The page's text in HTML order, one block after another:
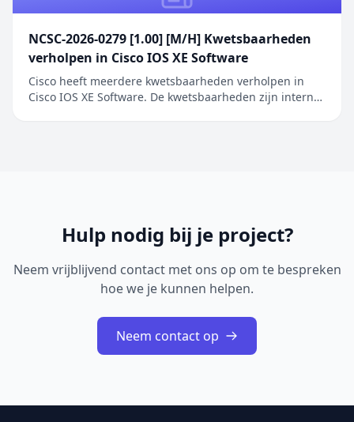
NCSC-2026-0279 [1.00] [M/H] Kwetsbaarheden
verholpen in Cisco IOS XE Software
Cisco heeft meerdere kwetsbaarheden verholpen in
Cisco IOS XE Software. De kwetsbaarheden zijn intern
Hulp nodig bij je project?
Neem vrijblijvend contact met ons op om te bespreken
hoe we je kunnen helpen.
Neem contact op